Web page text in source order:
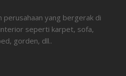
perusahaan yang bergerak di
seperti karpet, sofa,
gorden, dll..